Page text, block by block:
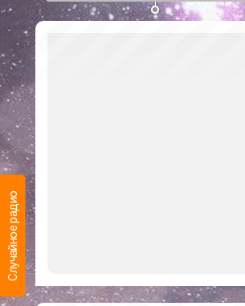
Случайное радио